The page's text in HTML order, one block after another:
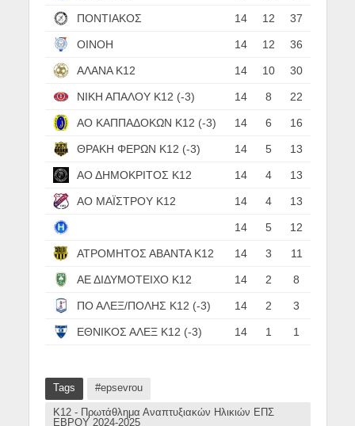
ΠΟΝΤΙΑΚΟΣ 14 12 37
ΟΙΝΟΗ 14 12 36
ΑΛΑΝΑ Κ12 14 10 30
ΝΙΚΗ ΑΠΑΛΟΥ Κ12 (-3) 14 8 22
ΑΟ ΚΑΠΠΑΔΟΚΩΝ Κ12 (-3) 14 6 16
ΘΡΑΚΗ ΦΕΡΩΝ Κ12 (-3) 14 5 13
ΑΟ ΔΗΜΟΚΡΙΤΟΣ Κ12 14 4 13
ΑΟ ΜΑΪΣΤΡΟΥ Κ12 14 4 13
ΗΡΑΚΛΗΣ ΣΑΓΗΝΗΣ Κ12 (-3)
14 5 12
ΑΤΡΟΜΗΤΟΣ ΑΒΑΝΤΑ Κ12 14 3 11
ΑΕ ΔΙΔΥΜΟΤΕΙΧΟ Κ12 14 2 8
ΠΟ ΑΛΕΞ/ΠΟΛΗΣ Κ12 (-3) 14 2 3
ΕΘΝΙΚΟΣ ΑΛΕΞ Κ12 (-3) 14 1 1
Tags #epsevrou
Κ12 - Πρωτάθλημα Αναπτυξιακών Ηλικιών ΕΠΣ
ΕΒΡΟΥ 2024-2025